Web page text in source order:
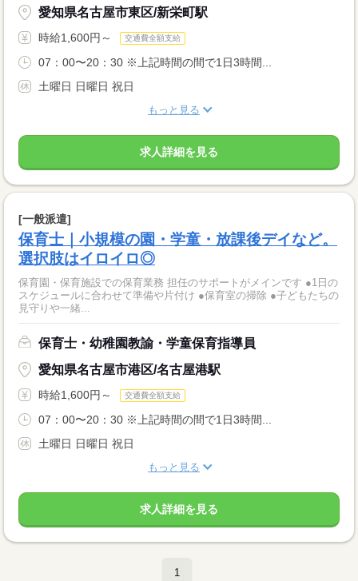
愛知県名古屋市東区/新栄町駅
時給1,600円～ 交通費全額支給
07：00〜20：30 ※上記時間の間で1日3時間...
土曜日 日曜日 祝日
もっと見る
求人詳細を見る
[一般派遣]
保育士｜小規模の園・学童・放課後デイなど。
選択肢はイロイロ◎
保育園・保育施設での保育業務 担任のサポートがメインです ●1日の
スケジュールに合わせて準備や片付け ●保育室の掃除 ●子どもたちの
見守りや一緒...
保育士・幼稚園教諭・学童保育指導員
愛知県名古屋市港区/名古屋港駅
時給1,600円～ 交通費全額支給
07：00〜20：30 ※上記時間の間で1日3時間...
土曜日 日曜日 祝日
もっと見る
求人詳細を見る
1